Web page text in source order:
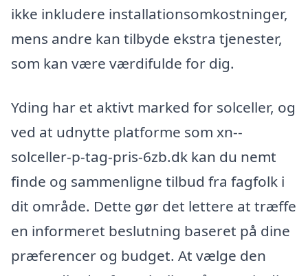
ikke inkludere installationsomkostninger,
mens andre kan tilbyde ekstra tjenester,
som kan være værdifulde for dig.
Yding har et aktivt marked for solceller, og
ved at udnytte platforme som xn--
solceller-p-tag-pris-6zb.dk kan du nemt
finde og sammenligne tilbud fra fagfolk i
dit område. Dette gør det lettere at træffe
en informeret beslutning baseret på dine
præferencer og budget. At vælge den